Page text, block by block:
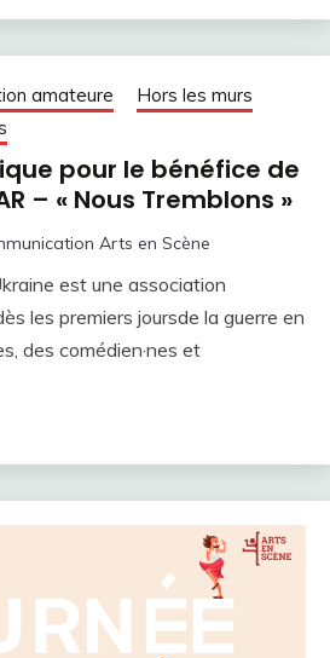
amateure
Hors les murs
pour le bénéfice de
– « Nous Tremblons »
Arts en Scène
est une association
les premiers joursde la guerre en
des comédien·nes et